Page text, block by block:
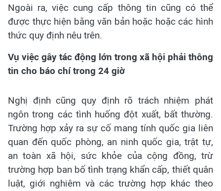
Ngoài ra, việc cung cấp thông tin cũng có thể
được thực hiện bằng văn bản hoặc hoặc các hình
thức quy định nêu trên.
Vụ việc gây tác động lớn trong xã hội phải thông
tin cho báo chí trong 24 giờ
Nghị định cũng quy định rõ trách nhiệm phát
ngôn trong các tình huống đột xuất, bất thường.
Trường hợp xảy ra sự cố mang tính quốc gia liên
quan đến quốc phòng, an ninh quốc gia, trật tự,
an toàn xã hội, sức khỏe của cộng đồng, trừ
trường hợp ban bố tình trạng khẩn cấp, thiết quân
luật, giới nghiêm và các trường hợp khác theo